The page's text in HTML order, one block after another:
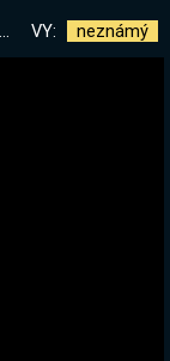
VY: neznámý